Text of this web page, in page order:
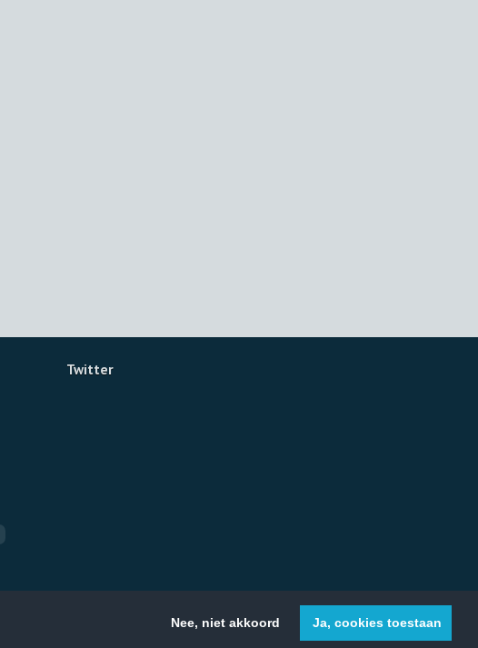
Nee, niet akkoord Ja, cookies toestaan
Twitter